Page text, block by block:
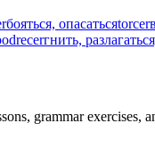
бояться, опасатьсяtorcer
гнить,
grammar exercises,